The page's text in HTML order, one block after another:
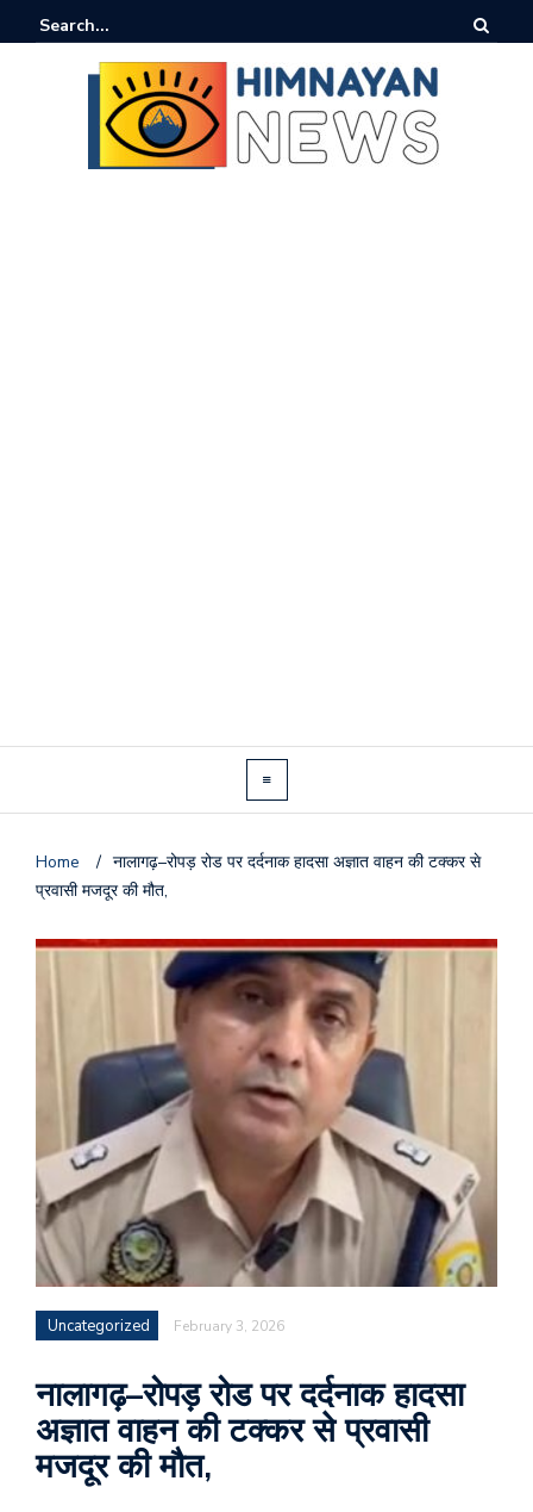
Home / नालागढ़–रोपड़ रोड पर दर्दनाक हादसा अज्ञात वाहन की टक्कर से
प्रवासी मजदूर की मौत,
Uncategorized February 3, 2026
नालागढ़–रोपड़ रोड पर दर्दनाक हादसा
अज्ञात वाहन की टक्कर से प्रवासी
मजदूर की मौत,